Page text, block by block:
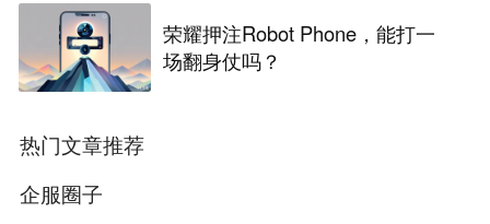
荣耀押注Robot Phone，能打一
场翻身仗吗？
热门文章推荐
企服圈子